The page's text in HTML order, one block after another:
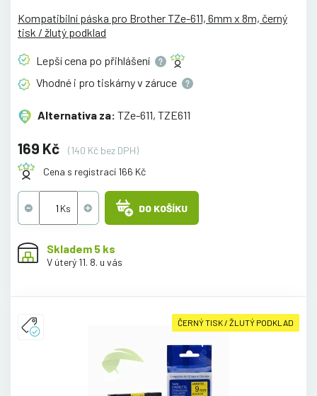
Kompatibilní páska pro Brother TZe-611, 6mm x 8m, černý
tisk / žlutý podklad
Lepší cena po přihlášení
Vhodné i pro tiskárny v záruce
Alternativa za: TZe-611, TZE611
169 Kč
(140 Kč bez DPH)
Cena s registrací 166 Kč
DO KOŠÍKU
Skladem 5 ks
V úterý 11. 8. u vás
ČERNÝ TISK / ŽLUTÝ PODKLAD